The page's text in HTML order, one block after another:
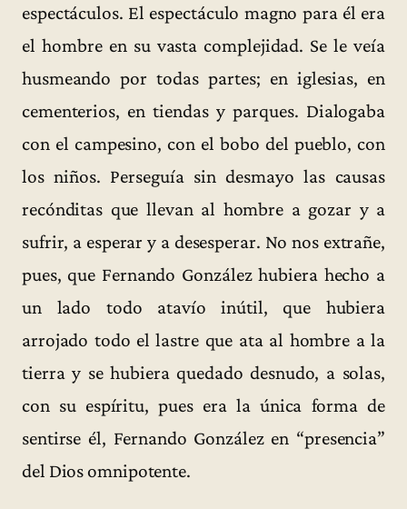
espectáculos. El espectáculo magno para él era
el hombre en su vasta complejidad. Se le veía
husmeando por todas partes; en iglesias, en
cementerios, en tiendas y parques. Dialogaba
con el campesino, con el bobo del pueblo, con
los niños. Perseguía sin desmayo las causas
recónditas que llevan al hombre a gozar y a
sufrir, a esperar y a desesperar. No nos extrañe,
pues, que Fernando González hubiera hecho a
un lado todo atavío inútil, que hubiera
arrojado todo el lastre que ata al hombre a la
tierra y se hubiera quedado desnudo, a solas,
con su espíritu, pues era la única forma de
sentirse él, Fernando González en “presencia”
del Dios omnipotente.